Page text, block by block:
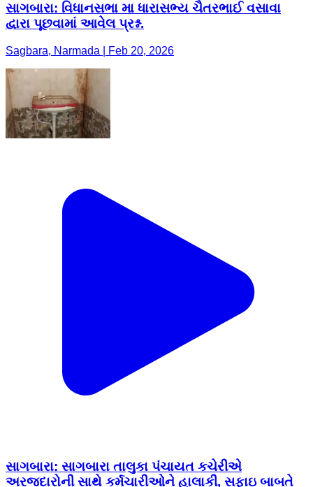
સાગબારા: વિધાનસભા મા ધારાસભ્ય ચૈતરભાઈ વસાવા
દ્વારા પૂછવામાં આવેલ પ્રશ્ન.
Sagbara, Narmada | Feb 20, 2026
સાગબારા: સાગબારા તાલુકા પંચાયત કચેરીએ
અરજદારોની સાથે કર્મચારીઓને હાલાકી, સફાઇ બાબતે